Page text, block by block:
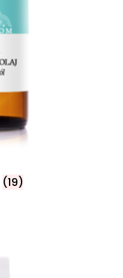
(19)